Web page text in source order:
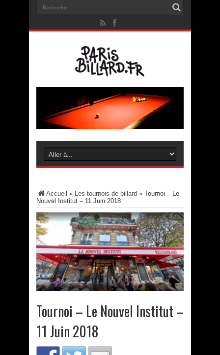
Accueil » Les tournois de billard » Tournoi – Le
Nouvel Institut – 11 Juin 2018
Tournoi – Le Nouvel Institut –
11 Juin 2018